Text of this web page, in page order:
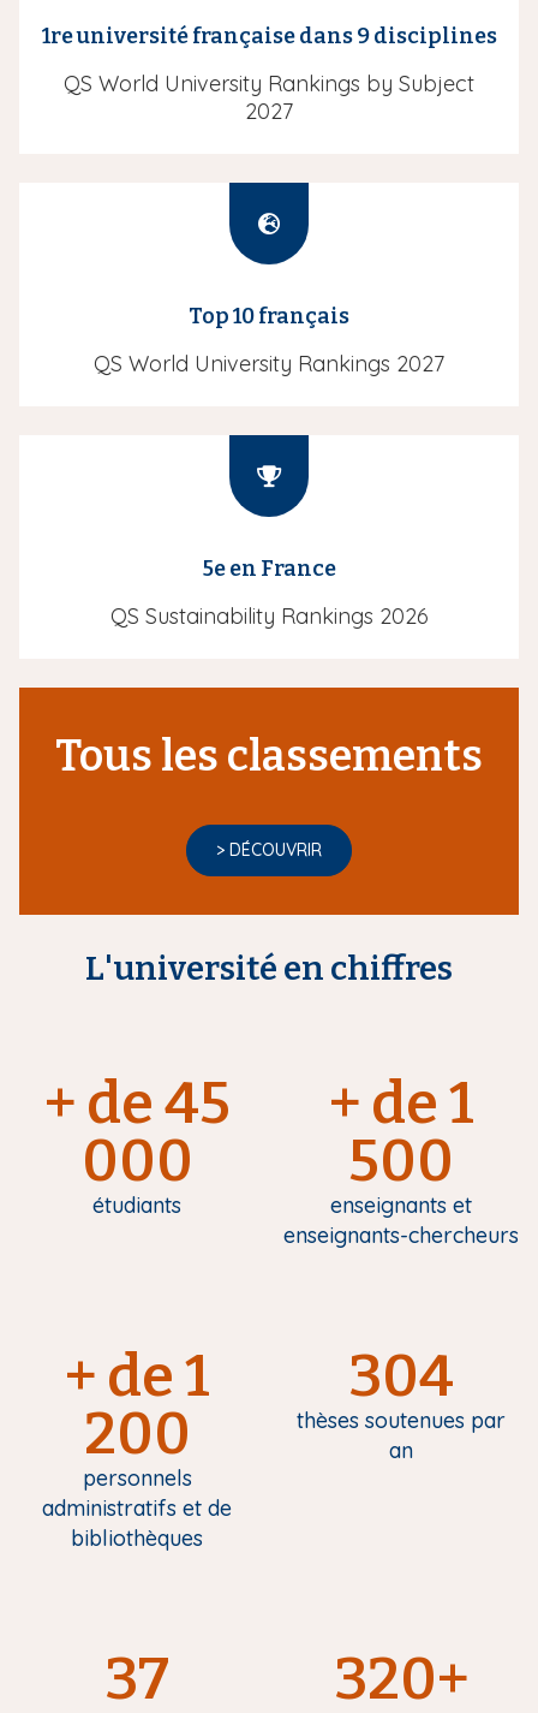
n
1re université française dans 9 disciplines
QS World University Rankings by Subject
2027
I
c
n
Top 10 français
QS World University Rankings 2027
I
c
n
5e en France
QS Sustainability Rankings 2026
Tous les classements
> DÉCOUVRIR
L'université en chiffres
+ de 45
000
étudiants
+ de 1
500
enseignants et
enseignants-chercheurs
+ de 1
200
personnels
administratifs et de
bibliothèques
304
thèses soutenues par
an
37 320+